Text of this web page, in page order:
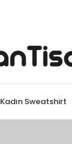
Kadın Sweatshirt